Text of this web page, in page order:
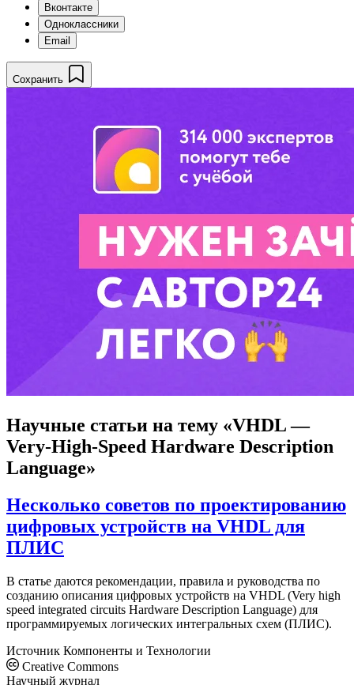
Вконтакте
Одноклассники
Email
Сохранить
Научные статьи на тему «VHDL —
Very-High-Speed Hardware Description
Language»
Несколько советов по проектированию
цифровых устройств на VHDL для
ПЛИС
В статье даются рекомендации, правила и руководства по
созданию описания цифровых устройств на VHDL (Very high
speed integrated circuits Hardware Description Language) для
программируемых логических интегральных схем (ПЛИС).
Источник Компоненты и Технологии
Creative Commons
Научный журнал